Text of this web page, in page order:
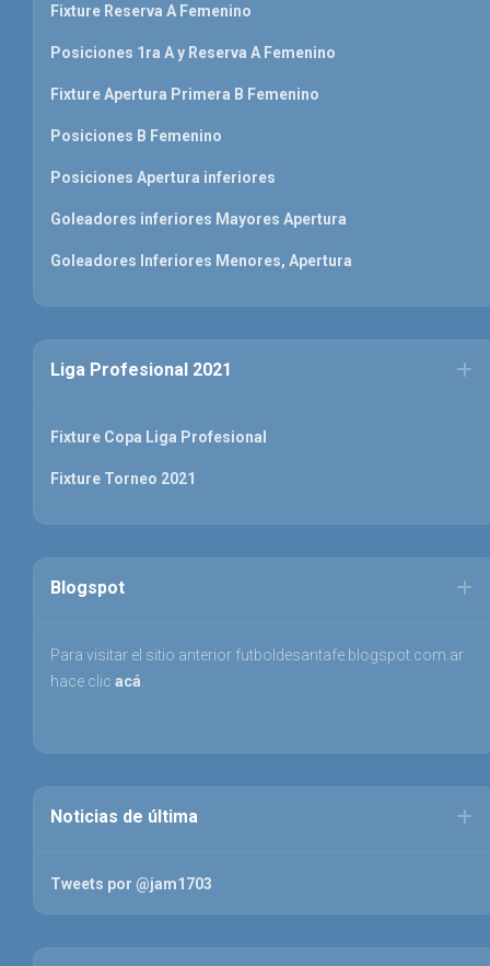
Fixture Reserva A Femenino
Posiciones 1ra A y Reserva A Femenino
Fixture Apertura Primera B Femenino
Posiciones B Femenino
Posiciones Apertura inferiores
Goleadores inferiores Mayores Apertura
Goleadores Inferiores Menores, Apertura
Liga Profesional 2021
Fixture Copa Liga Profesional
Fixture Torneo 2021
Blogspot
Para visitar el sitio anterior futboldesantafe.blogspot.com.ar
hace clic acá
Noticias de última
Tweets por @jam1703